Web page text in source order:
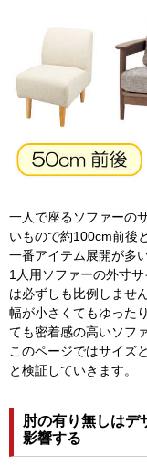
一人で座るソファーの
いもので約100cm前後
一番アイテム展開が多
1人用ソファーの外寸
は必ずしも比例しません
幅が小さくてもゆった
ても密着感の高いソフ
このページではサイズ
と検証していきます。
肘の有り無しはデ
影響する